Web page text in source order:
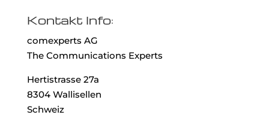
Kontakt Info:
comexperts AG
The Communications Experts
Hertistrasse 27a
8304 Wallisellen
Schweiz